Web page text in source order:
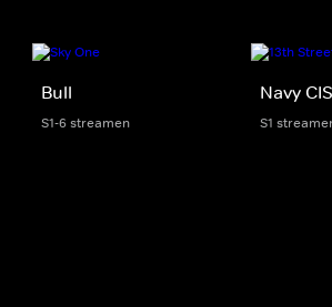
Bull
S1-6 streamen
Navy
S1